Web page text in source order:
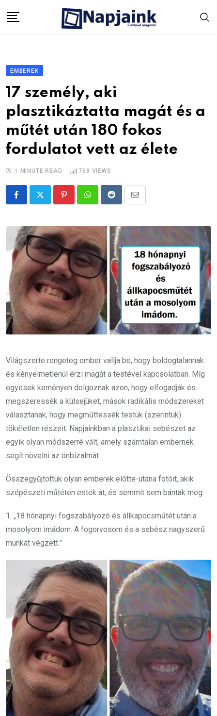
EMBEREK
17 személy, aki
plasztikáztatta magát és a
műtét után 180 fokos
fordulatot vett az élete
1 MINUTE READ 768 VIEWS
PinterestWhatsappRedditShare
Email
Világszerte rengeteg ember vallja be, hogy boldogtalannak
és kényelmetlenül érzi magát a testével kapcsolatban. Míg
egyesek keményen dolgoznak azon, hogy elfogadják és
megszeressék a külsejüket, mások radikális módszereket
választanak, hogy megműttessék testük (szerintük)
tökéletlen részeit. Napjainkban a plasztikai sebészet az
egyik olyan módszerré vált, amely számtalan embernek
segít növelni az önbizalmát.
Összegyűjtöttük olyan emberek előtte-utána fotóit, akik
szépészeti műtéten estek át, és semmit sem bántak meg.
1. „18 hónapnyi fogszabályozó és állkapocsműtét után a
mosolyom imádom. A fogorvosom és a sebész nagyszerű
munkát végzett.”